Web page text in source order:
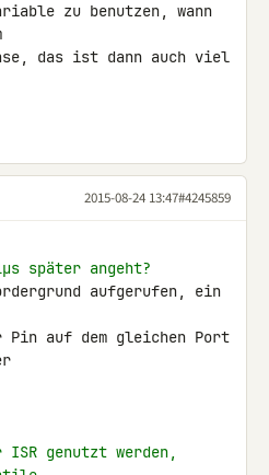
zu benutzen, wann
das ist dann auch viel
2015-08-24 13:47#4245859
später angeht?
aufgerufen, ein
Pin auf dem gleichen Port
ISR genutzt werden,